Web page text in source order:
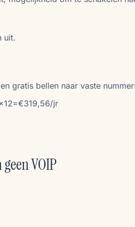
uit.
gratis bellen naar vaste
jr
VOIP